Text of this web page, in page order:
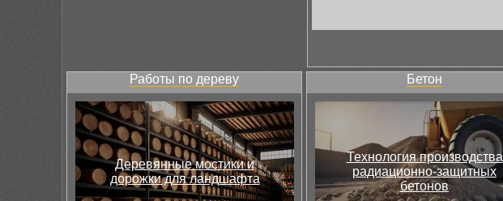
Работы по дереву
Деревянные мостики и
дорожки для ландшафта
Бетон
Технология производства
радиационно-защитных
бетонов